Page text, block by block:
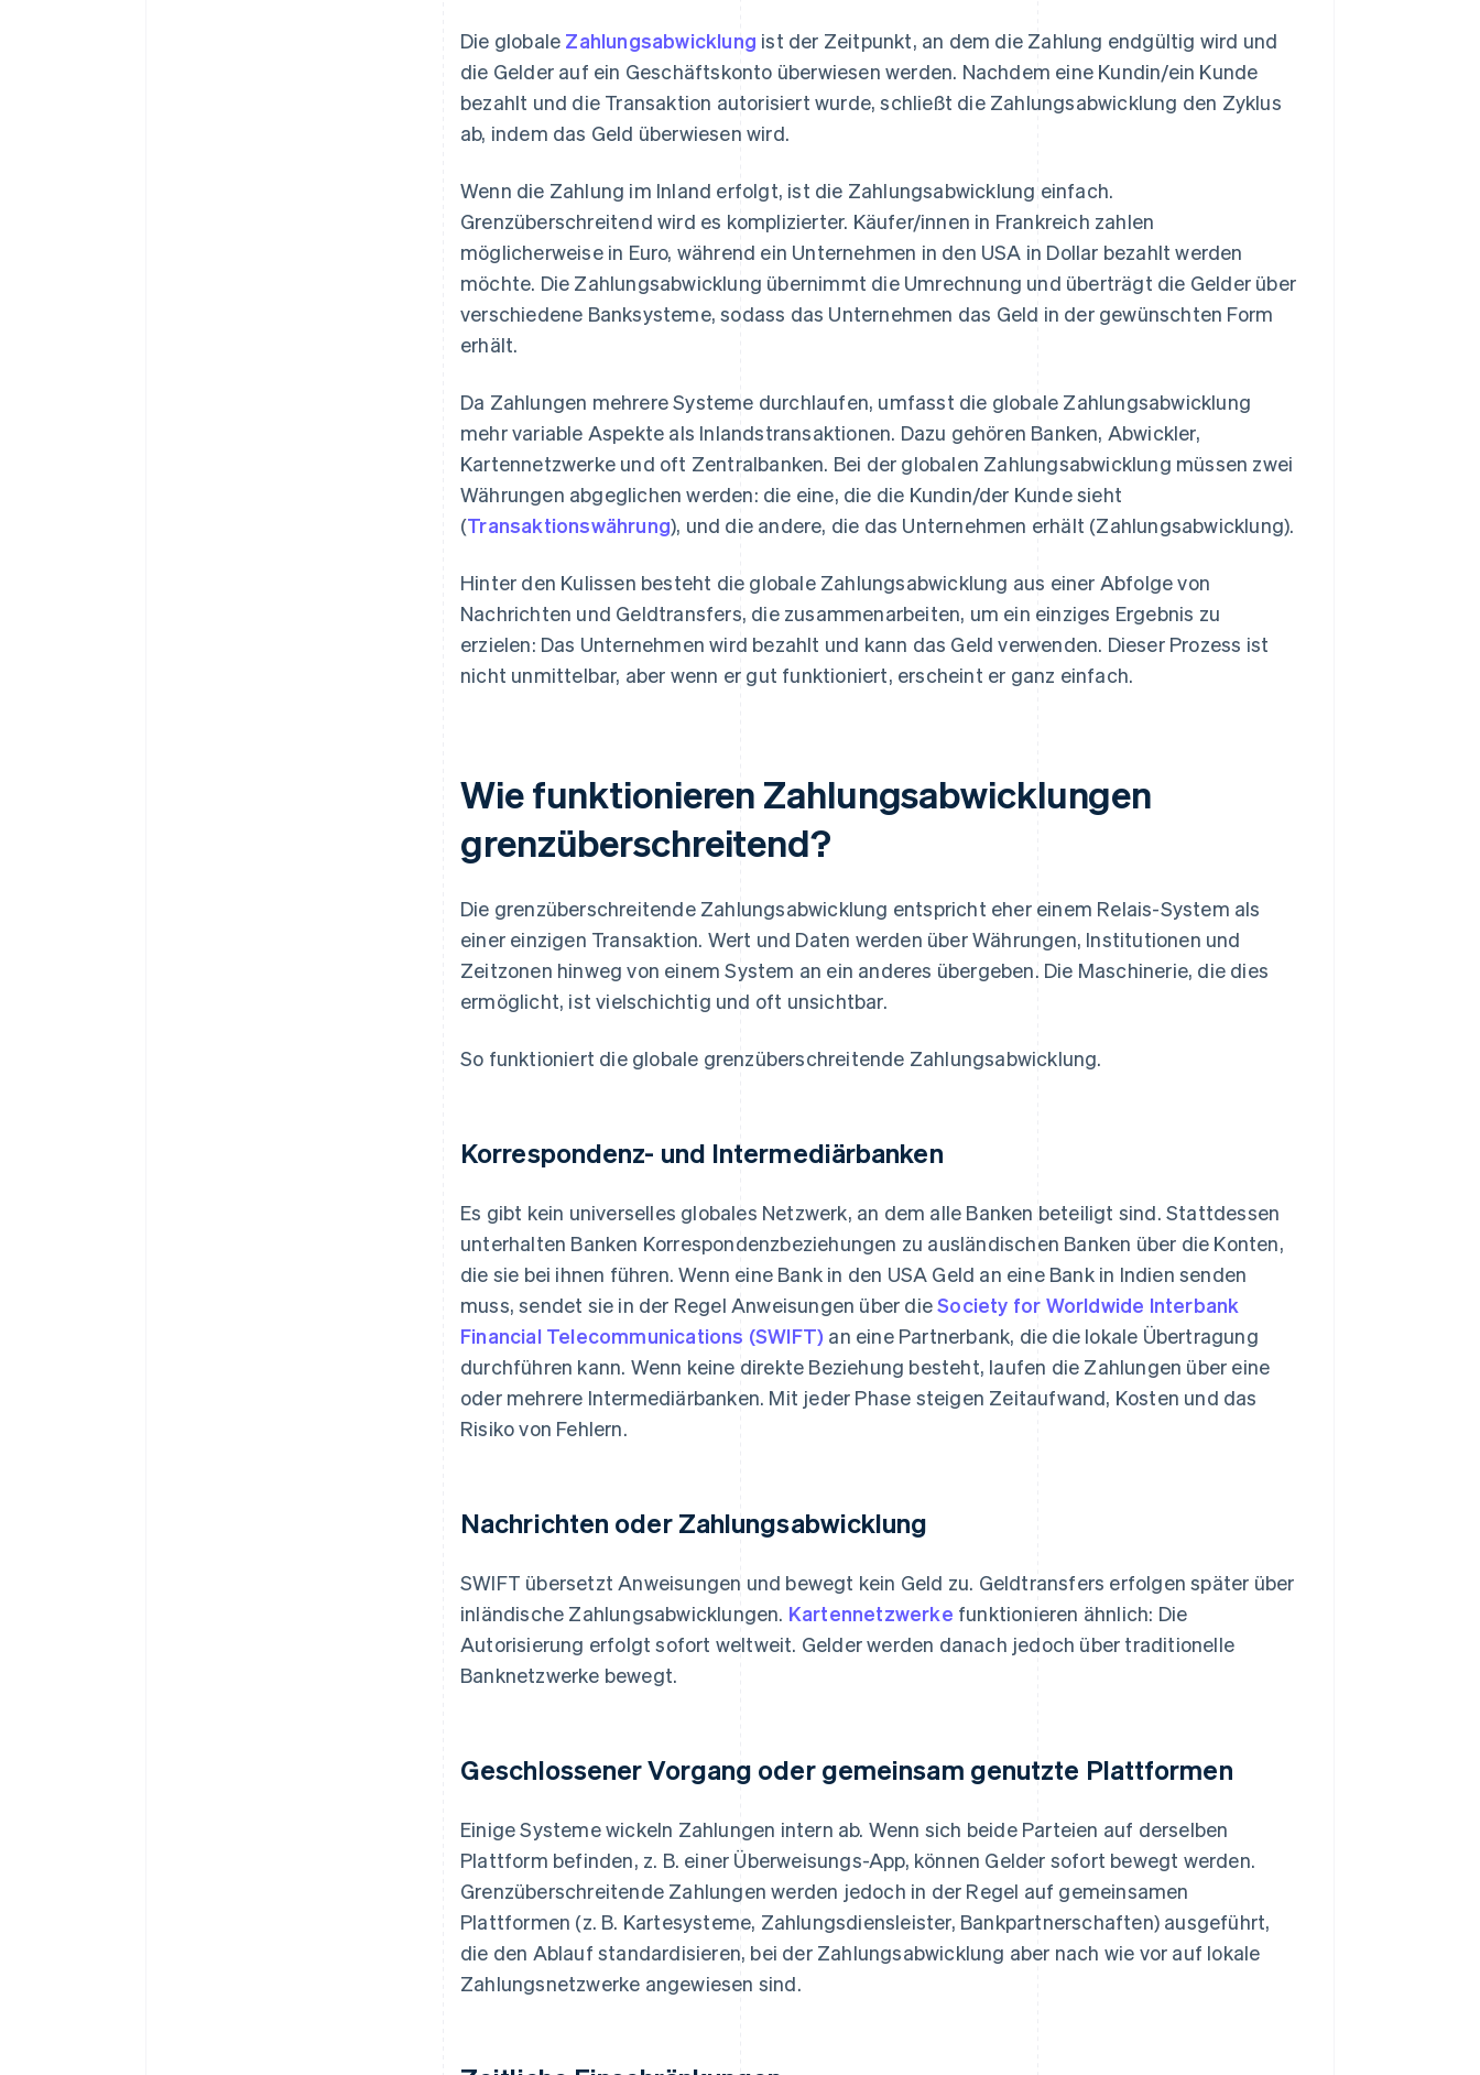
Die globale Zahlungsabwicklung ist der Zeitpunkt, an dem die Zahlung endgültig wird und
die Gelder auf ein Geschäftskonto überwiesen werden. Nachdem eine Kundin/ein Kunde
bezahlt und die Transaktion autorisiert wurde, schließt die Zahlungsabwicklung den Zyklus
ab, indem das Geld überwiesen wird.
Wenn die Zahlung im Inland erfolgt, ist die Zahlungsabwicklung einfach.
Grenzüberschreitend wird es komplizierter. Käufer/innen in Frankreich zahlen
möglicherweise in Euro, während ein Unternehmen in den USA in Dollar bezahlt werden
möchte. Die Zahlungsabwicklung übernimmt die Umrechnung und überträgt die Gelder über
verschiedene Banksysteme, sodass das Unternehmen das Geld in der gewünschten Form
erhält.
Da Zahlungen mehrere Systeme durchlaufen, umfasst die globale Zahlungsabwicklung
mehr variable Aspekte als Inlandstransaktionen. Dazu gehören Banken, Abwickler,
Kartennetzwerke und oft Zentralbanken. Bei der globalen Zahlungsabwicklung müssen zwei
Währungen abgeglichen werden: die eine, die die Kundin/der Kunde sieht
(Transaktionswährung), und die andere, die das Unternehmen erhält (Zahlungsabwicklung).
Hinter den Kulissen besteht die globale Zahlungsabwicklung aus einer Abfolge von
Nachrichten und Geldtransfers, die zusammenarbeiten, um ein einziges Ergebnis zu
erzielen: Das Unternehmen wird bezahlt und kann das Geld verwenden. Dieser Prozess ist
nicht unmittelbar, aber wenn er gut funktioniert, erscheint er ganz einfach.
Wie funktionieren Zahlungsabwicklungen
grenzüberschreitend?
Die grenzüberschreitende Zahlungsabwicklung entspricht eher einem Relais-System als
einer einzigen Transaktion. Wert und Daten werden über Währungen, Institutionen und
Zeitzonen hinweg von einem System an ein anderes übergeben. Die Maschinerie, die dies
ermöglicht, ist vielschichtig und oft unsichtbar.
So funktioniert die globale grenzüberschreitende Zahlungsabwicklung.
Korrespondenz- und Intermediärbanken
Es gibt kein universelles globales Netzwerk, an dem alle Banken beteiligt sind. Stattdessen
unterhalten Banken Korrespondenzbeziehungen zu ausländischen Banken über die Konten,
die sie bei ihnen führen. Wenn eine Bank in den USA Geld an eine Bank in Indien senden
muss, sendet sie in der Regel Anweisungen über dieSociety for Worldwide Interbank
Financial Telecommunications (SWIFT) an eine Partnerbank, die die lokale Übertragung
durchführen kann. Wenn keine direkte Beziehung besteht, laufen die Zahlungen über eine
oder mehrere Intermediärbanken. Mit jeder Phase steigen Zeitaufwand, Kosten und das
Risiko von Fehlern.
Nachrichten oder Zahlungsabwicklung
SWIFT übersetzt Anweisungen und bewegt kein Geld zu. Geldtransfers erfolgen später über
inländische Zahlungsabwicklungen. Kartennetzwerke funktionieren ähnlich: Die
Autorisierung erfolgt sofort weltweit. Gelder werden danach jedoch über traditionelle
Banknetzwerke bewegt.
Geschlossener Vorgang oder gemeinsam genutzte Plattformen
Einige Systeme wickeln Zahlungen intern ab. Wenn sich beide Parteien auf derselben
Plattform befinden, z. B. einer Überweisungs-App, können Gelder sofort bewegt werden.
Grenzüberschreitende Zahlungen werden jedoch in der Regel auf gemeinsamen
Plattformen (z. B. Kartesysteme, Zahlungsdiensleister, Bankpartnerschaften) ausgeführt,
die den Ablauf standardisieren, bei der Zahlungsabwicklung aber nach wie vor auf lokale
Zahlungsnetzwerke angewiesen sind.